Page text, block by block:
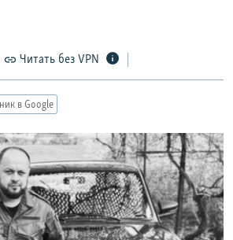
РАССЫЛКУ
Читать без VPN
в Google